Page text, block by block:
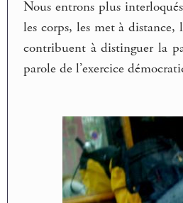
Nous entrons plus
les corps, les met à distance,
contribuent à distinguer la
parole de l’exercice